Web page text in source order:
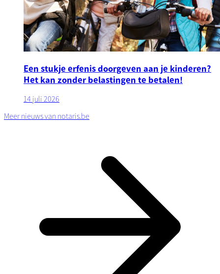
Een stukje erfenis doorgeven aan je kinderen?
Het kan zonder belastingen te betalen!
14 juli 2026
Meer nieuws van notaris.be